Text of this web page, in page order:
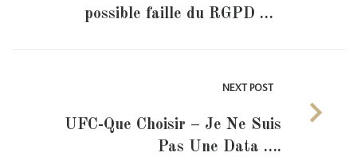
possible faille du RGPD …
NEXT POST
UFC-Que Choisir – Je Ne Suis
Pas Une Data ….